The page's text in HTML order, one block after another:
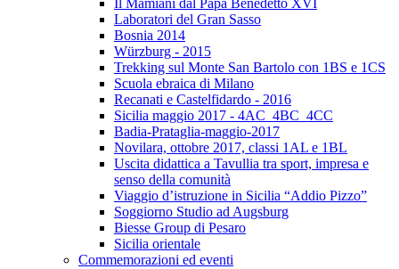
Il Mamiani dal Papa Benedetto XVI
Laboratori del Gran Sasso
Bosnia 2014
Würzburg - 2015
Trekking sul Monte San Bartolo con 1BS e 1CS
Scuola ebraica di Milano
Recanati e Castelfidardo - 2016
Sicilia maggio 2017 - 4AC_4BC_4CC
Badia-Prataglia-maggio-2017
Novilara, ottobre 2017, classi 1AL e 1BL
Uscita didattica a Tavullia tra sport, impresa e
senso della comunità
Viaggio d’istruzione in Sicilia “Addio Pizzo”
Soggiorno Studio ad Augsburg
Biesse Group di Pesaro
Sicilia orientale
Commemorazioni ed eventi